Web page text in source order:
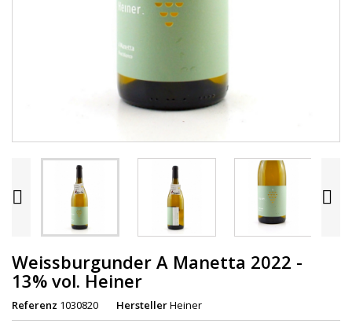
 
Weissburgunder A Manetta 2022 -
13% vol. Heiner
Referenz 1030820 HerstellerHeiner